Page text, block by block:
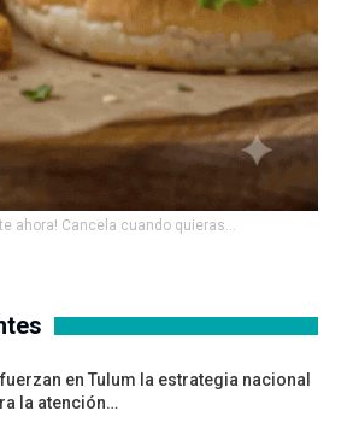
ahora! Cancela cuando quieras...
en Tulum la estrategia nacional
la atención…